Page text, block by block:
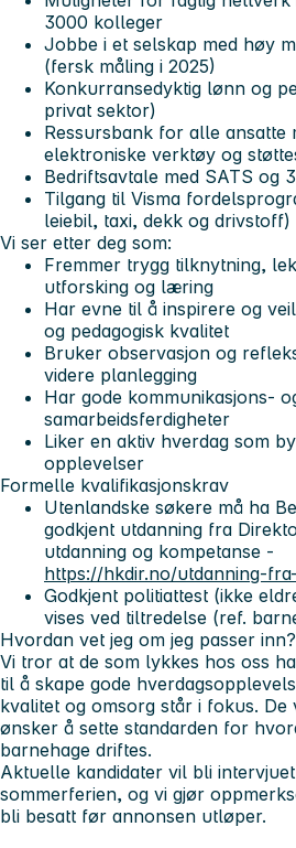
3000 kolleger
Jobbe i et selskap med høy
(fersk måling i 2025)
Konkurransedyktig lønn og
privat sektor)
Ressursbank for alle ansatte
elektroniske verktøy og
Bedriftsavtale med SATS og
Tilgang til Visma
leiebil, taxi, dekk og drivstoff)
Vi ser etter deg som:
Fremmer trygg tilknytning,
utforsking og læring
Har evne til å inspirere og
og pedagogisk kvalitet
Bruker observasjon og
videre planlegging
Har gode kommunikasjons-
samarbeidsferdigheter
Liker en aktiv hverdag som
opplevelser
Formelle kvalifikasjonskrav
Utenlandske søkere må ha
godkjent utdanning fra
utdanning og kompetanse -
https://hkdir.no/utdanning-
Godkjent politiattest (ikke
vises ved tiltredelse (ref.
Hvordan vet jeg om jeg passer inn?
Vi tror at de som lykkes hos oss
til å skape gode
kvalitet og omsorg står i fokus. De
ønsker å sette standarden for
barnehage driftes.
Aktuelle kandidater vil bli
sommerferien, og vi gjør
bli besatt før annonsen utløper.